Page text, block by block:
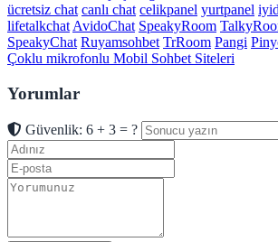
ücretsiz chat canlı chat celikpanel yurtpanel
lifetalkchat AvidoChat SpeakyRoom
SpeakyChat Ruyamsohbet TrRoom Pangi
Çoklu mikrofonlu Mobil Sohbet Siteleri
Yorumlar
Güvenlik: 6 + 3 = ?